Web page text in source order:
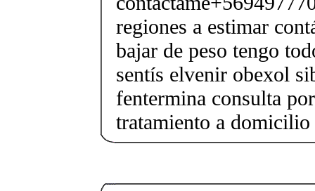
regiones a estimar
bajar de peso tengo
sentís elvenir obexol
fentermina consulta
tratamiento a